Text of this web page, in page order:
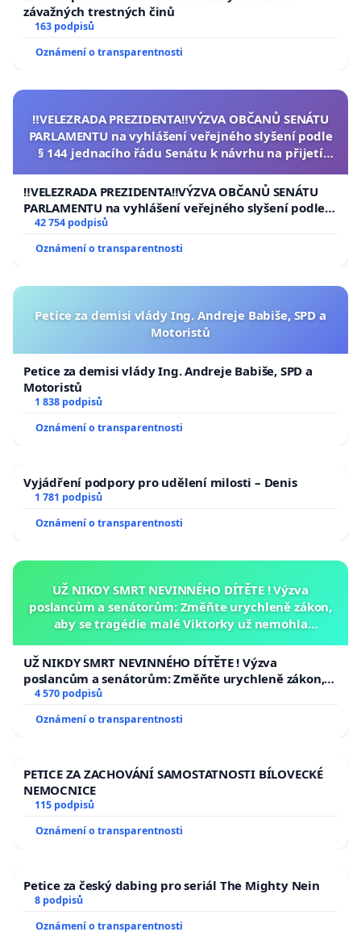
závažných trestných činů
163 podpisů
Oznámení o transparentnosti
‼️VELEZRADA PREZIDENTA‼️VÝZVA OBČANŮ SENÁTU
PARLAMENTU na vyhlášení veřejného slyšení podle
§ 144 jednacího řádu Senátu k návrhu na přijetí
republiky
‼️VELEZRADA PREZIDENTA‼️VÝZVA OBČANŮ SENÁTU
PARLAMENTU na vyhlášení veřejného slyšení podle §
144 jednacího řádu Senátu k návrhu na přijetí
usnesení k podání ústavní žaloby na prezidenta
republiky
42 754 podpisů
Oznámení o transparentnosti
Petice za demisi vlády Ing. Andreje Babiše, SPD a
Motoristů
Petice za demisi vlády Ing. Andreje Babiše, SPD a
Motoristů
1 838 podpisů
Oznámení o transparentnosti
Vyjádření podpory pro udělení milosti – Denis
1 781 podpisů
Oznámení o transparentnosti
UŽ NIKDY SMRT NEVINNÉHO DÍTĚTE ! Výzva
poslancům a senátorům: Změňte urychleně zákon,
aby se tragédie malé Viktorky už nemohla
UŽ NIKDY SMRT NEVINNÉHO DÍTĚTE ! Výzva
poslancům a senátorům: Změňte urychleně zákon,
aby se tragédie malé Viktorky už nemohla opakovat!
4 570 podpisů
Oznámení o transparentnosti
PETICE ZA ZACHOVÁNÍ SAMOSTATNOSTI BÍLOVECKÉ
NEMOCNICE
115 podpisů
Oznámení o transparentnosti
Petice za český dabing pro seriál The Mighty Nein
8 podpisů
Oznámení o transparentnosti